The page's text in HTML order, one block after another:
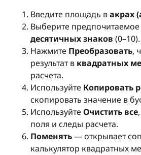
Введите площадь вакрах
Выберите предпочитаемое
десятичных знаков (0–10).
Нажмите Преобразовать,
результат в квадратных
расчета.
Используйте Копировать
скопировать значение в
Используйте Очистить все
поля и следы расчета.
Поменять— открывает
калькулятор квадратных